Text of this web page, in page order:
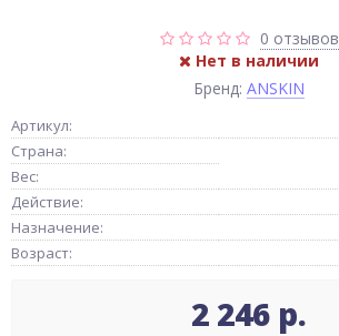
0 отзывов
Нет в наличии
Бренд: ANSKIN
Артикул:
Страна:
Вес:
Действие:
Назначение:
Возраст:
2 246 р.